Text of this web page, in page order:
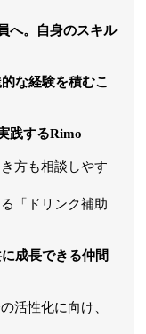
へ。自身のスキル
な経験を積むこ
践するRimo
方も相談しやす
「ドリンク補助
成長できる仲間
活性化に向け、